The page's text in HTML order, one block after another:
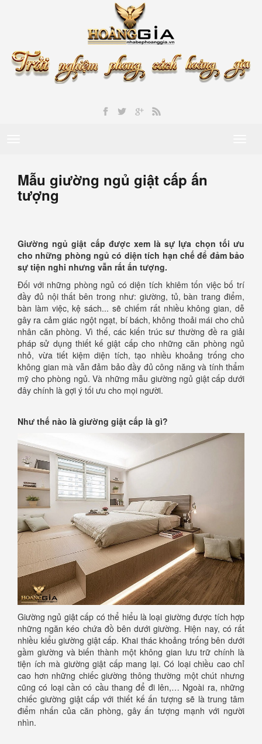
Mẫu giường ngủ giật cấp ấn
tượng
Giường ngủ giật cấp được xem là sự lựa chọn tối ưu
cho những phòng ngủ có diện tích hạn chế để đảm bảo
sự tiện nghi nhưng vẫn rất ấn tượng.
Đối với những phòng ngủ có diện tích khiêm tốn việc bố trí
đầy đủ nội thất bên trong như: giường, tủ, bàn trang điểm,
bàn làm việc, kệ sách... sẽ chiếm rất nhiều không gian, dễ
gây ra cảm giác ngột ngạt, bí bách, không thoải mái cho chủ
nhân căn phòng. Vì thế, các kiến trúc sư thường đề ra giải
pháp sử dụng thiết kế giật cấp cho những căn phòng ngủ
nhỏ, vừa tiết kiệm diện tích, tạo nhiều khoảng trống cho
không gian mà vẫn đảm bảo đầy đủ công năng và tính thẩm
mỹ cho phòng ngủ. Và những mẫu giường ngủ giật cấp dưới
đây chính là gợi ý tối ưu cho mọi người.
Như thế nào là giường giật cấp là gì?
Giường ngủ giật cấp có thể hiểu là loại giường được tích hợp
những ngăn kéo chứa đồ bên dưới giường. Hiện nay, có rất
nhiều kiểu giường giật cấp. Khai thác khoảng trống bên dưới
gầm giường và biến thành một không gian lưu trữ chính là
tiện ích mà giường giật cấp mang lại. Có loại chiều cao chỉ
cao hơn những chiếc giường thông thường một chút nhưng
cũng có loại cần có cầu thang để đi lên,… Ngoài ra, những
chiếc giường giật cấp với thiết kế ấn tượng sẽ là trung tâm
điểm nhấn của căn phòng, gây ấn tượng mạnh với người
nhìn.